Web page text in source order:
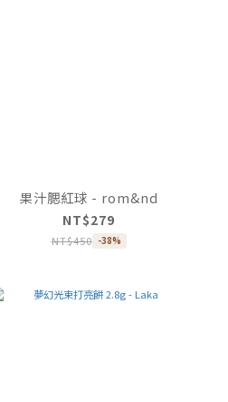
果汁腮紅球 - rom&nd
NT$279
NT$450 -38%